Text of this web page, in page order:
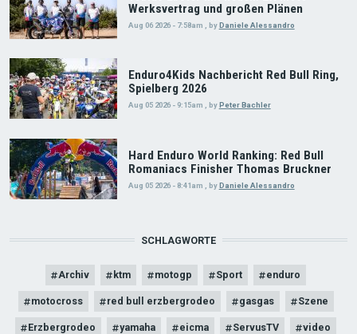
Werksvertrag und großen Plänen
Aug 06 2026 - 7:58am byDaniele Alessandro
Enduro4Kids Nachbericht Red Bull Ring,
Spielberg 2026
Aug 05 2026 - 9:15am , by Peter Bachler
Hard Enduro World Ranking: Red Bull
Romaniacs Finisher Thomas Bruckner
Aug 05 2026 - 8:41am byDaniele Alessandro
SCHLAGWORTE
Archiv ktm motogp Sport enduro
motocross red bull erzbergrodeo gasgas Szene
Erzbergrodeo yamaha eicma ServusTV video